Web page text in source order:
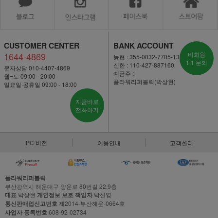
CUSTOMER CENTER
1644-4869
문자상담 010-4407-4869
월~토 09:00 - 20:00
일요일·공휴일 09:00 - 18:00
지금바로
전화하기
BANK ACCOUNT
농협 : 355-0032-7705-13
신한 : 110-427-887160
예금주 :
플라워리퍼블릭(박상현)
비회원
1:1 문의
PC 버전 이용안내 고객센터
플라워리퍼블릭
부산광역시 해운대구 양운로 80번길 22,9층
대표 박상현 개인정보 보호 책임자 박신영
통신판매업신고번호제2014-부산해운-0664호
사업자 등록번호608-92-02734